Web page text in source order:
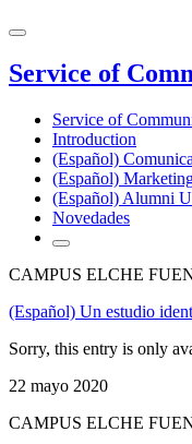
Service of
Service of
Introduction
(Español)
(Español)
(Español) Alumni
Novedades
CAMPUS ELCHE
(Español) Un estudio
Sorry, this entry is only
22 mayo 2020
CAMPUS ELCHE